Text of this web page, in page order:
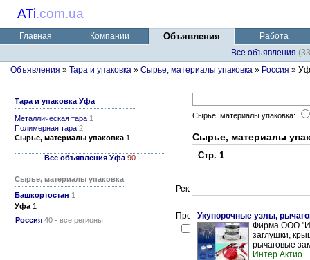
ATi.com.ua
Главная Компании Объявления
Работа
Все объявления
Объявления » Тара и упаковка » Сырье, материалы упаковка » Россия »
Тара и упаковка Уфа
Металлическая тара 1
Полимерная тара 2
Сырье, материалы упаковка 1
Все объявления Уфа 90
Сырье, материалы упаковка
Башкортостан 1
Уфа 1
Россия 40 - все регионы
Сырье, материалы упаковка:
Сырье, материалы
Стр. 1
Укупорочные узлы,
Фирма ООО
заглушки,
рычаговые
Интер Актио